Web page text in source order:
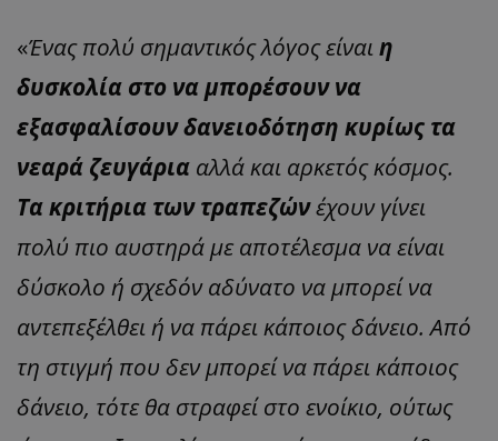
«Ένας πολύ σημαντικός λόγος είναι η
δυσκολία στο να μπορέσουν να
εξασφαλίσουν δανειοδότηση κυρίως τα
νεαρά ζευγάρια αλλά και αρκετός κόσμος.
Τα κριτήρια των τραπεζώνέχουν γίνει
πολύ πιο αυστηρά με αποτέλεσμα να είναι
δύσκολο ή σχεδόν αδύνατο να μπορεί να
αντεπεξέλθει ή να πάρει κάποιος δάνειο. Από
τη στιγμή που δεν μπορεί να πάρει κάποιος
δάνειο, τότε θα στραφεί στο ενοίκιο, ούτως